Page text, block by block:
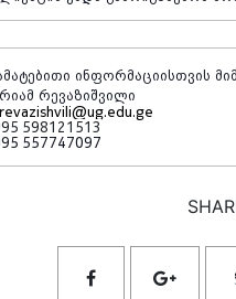
ინფორმაციისთვის
რევაზიშვილი
598121513
557747097